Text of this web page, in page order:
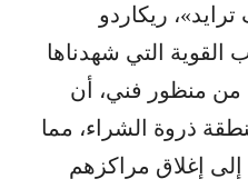
ريكاردو
القوية التي شهدناها
من منظور فني، أن
ذروة الشراء، مما
إلى إغلاق مراكزهم